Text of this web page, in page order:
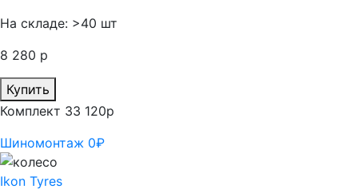
На складе: >40 шт
8 280 р
Купить
Комплект 33 120р
Шиномонтаж 0₽
Ikon Tyres